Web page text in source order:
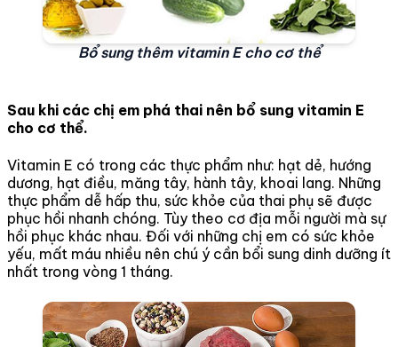
Bổ sung thêm vitamin E cho cơ thể
Sau khi các chị em phá thai nên bổ sung vitamin E
cho cơ thể.
Vitamin E có trong các thực phẩm như: hạt dẻ, hướng
dương, hạt điều, măng tây, hành tây, khoai lang. Những
thực phẩm dễ hấp thu, sức khỏe của thai phụ sẽ được
phục hồi nhanh chóng. Tùy theo cơ địa mỗi người mà sự
hồi phục khác nhau. Đối với những chị em có sức khỏe
yếu, mất máu nhiều nên chú ý cần bổi sung dinh dưỡng ít
nhất trong vòng 1 tháng.